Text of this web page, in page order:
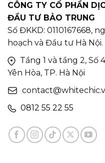
CÔNG TY CỔ PHẦN
ĐẦU TƯ BẢO TRUNG
Số ĐKKD: 0110167668,
hoạch và Đầu tư Hà Nội.
Tầng 1 và tầng 2, Số
Yên Hòa, TP. Hà Nội
0812 55 22 55